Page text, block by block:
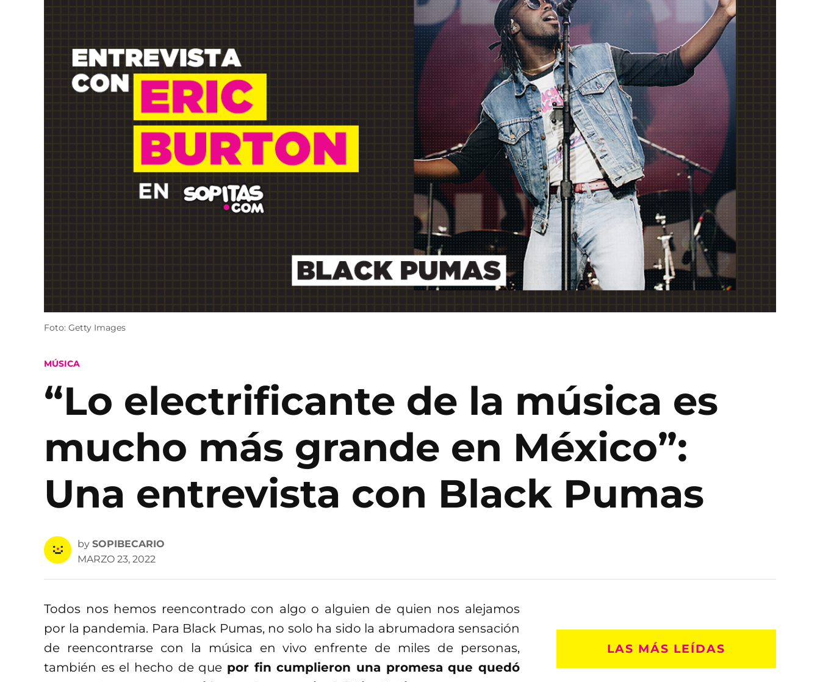
Foto: Getty Images
POSTED
MÚSICA
“Lo electrificante de la música es
mucho más grande en México”:
Una entrevista con Black Pumas
by SOPIBECARIO
MARZO 23, 2022
Todos nos hemos reencontrado con algo o alguien de quien nos alejamos
por la pandemia. Para Black Pumas, no solo ha sido la abrumadora sensación
de reencontrarse con la música en vivo enfrente de miles de personas,
también es el hecho de que por fin cumplieron una promesa que quedó
LAS MÁS LEÍDAS